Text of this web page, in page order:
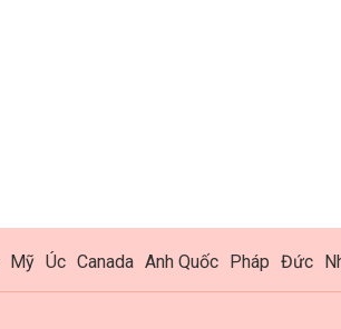
Mỹ Úc Canada Anh Quốc Pháp Đức